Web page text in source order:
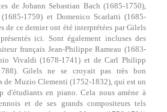
de Johann Sebastian Bach (1685-1750),
1759) et Domenico Scarlatti (1685-
de ce dernier ont été interprétées par Gilels
ici. Sont également incluses des
français Jean-Philippe Rameau (1683-
Vivaldi (1678-1741) et de Carl Philipp
Gilels ne se croyait pas très bon
de Muzio Clementi (1752-1832), qui est un
d'étudiants en piano. Cela nous amène à
et de ses grands compositeurs tels